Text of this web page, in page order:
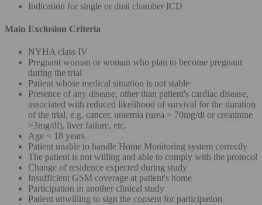
Indication for single or dual chamber ICD
Main Exclusion Criteria
NYHA class IV
Pregnant woman or woman who plan to become pregnant
during the trial
Patient whose medical situation is not stable
Presence of any disease, other than patient's cardiac disease,
associated with reduced likelihood of survival for the duration
of the trial, e.g. cancer, uraemia (urea > 70mg/dl or creatinine
>3mg/dl), liver failure, etc.
Age < 18 years
Patient unable to handle Home Monitoring system correctly
The patient is not willing and able to comply with the protocol
Change of residence expected during study
Insufficient GSM coverage at patient's home
Participation in another clinical study
Patient unwilling to sign the consent for participation